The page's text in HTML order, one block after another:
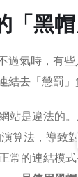
「黑
過氣時，有
結去「懲罰」
站是違法的
算法，導致
常的連結模式